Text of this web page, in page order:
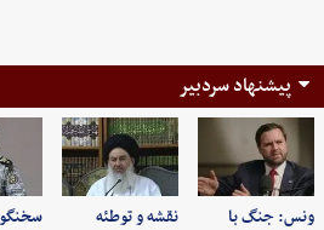
پیشنهاد سردبیر
ونس: جنگ با
نقشه و توطئه